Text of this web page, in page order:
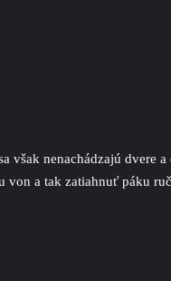
však nenachádzajú dvere a
von a tak zatiahnuť páku